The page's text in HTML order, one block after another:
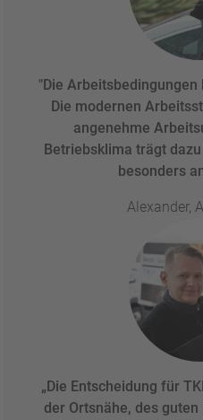
"Die
Die modernen
angenehme
Betriebsklima trägt
besonders
Alexander,
„Die Entscheidung für
der Ortsnähe, des